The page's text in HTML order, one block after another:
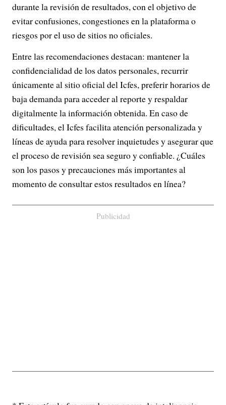
durante la revisión de resultados, con el objetivo de
evitar confusiones, congestiones en la plataforma o
riesgos por el uso de sitios no oficiales.
Entre las recomendaciones destacan: mantener la
confidencialidad de los datos personales, recurrir
únicamente al sitio oficial del Icfes, preferir horarios de
baja demanda para acceder al reporte y respaldar
digitalmente la información obtenida. En caso de
dificultades, el Icfes facilita atención personalizada y
líneas de ayuda para resolver inquietudes y asegurar que
el proceso de revisión sea seguro y confiable. ¿Cuáles
son los pasos y precauciones más importantes al
momento de consultar estos resultados en línea?
Publicidad